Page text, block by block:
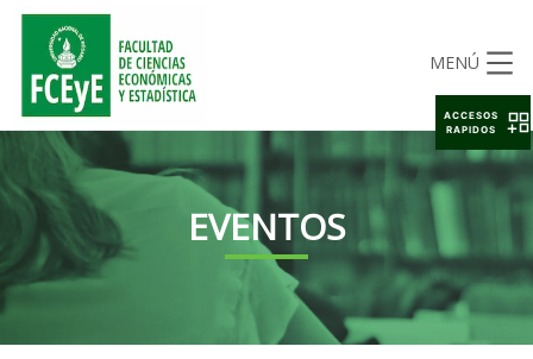
MENÚ
EVENTOS
ACCESOS
RAPIDOS